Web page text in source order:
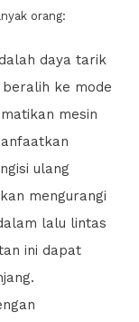
orang:
daya tarik
ke mode
mesin
ulang
mengurangi
lalu lintas
ini dapat